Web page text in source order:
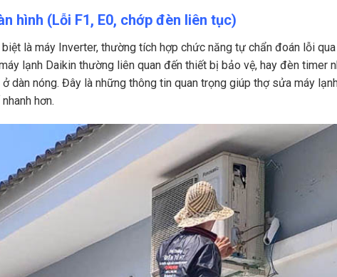
hình (Lỗi F1, E0, chớp đèn liên tục)
là máy Inverter, thường tích hợp chức năng tự chẩn đoán lỗi
lạnh Daikin thường liên quan đến thiết bị bảo vệ, hay đèn timer
dàn nóng. Đây là những thông tin quan trọng giúp thợ sửa máy
hơn.